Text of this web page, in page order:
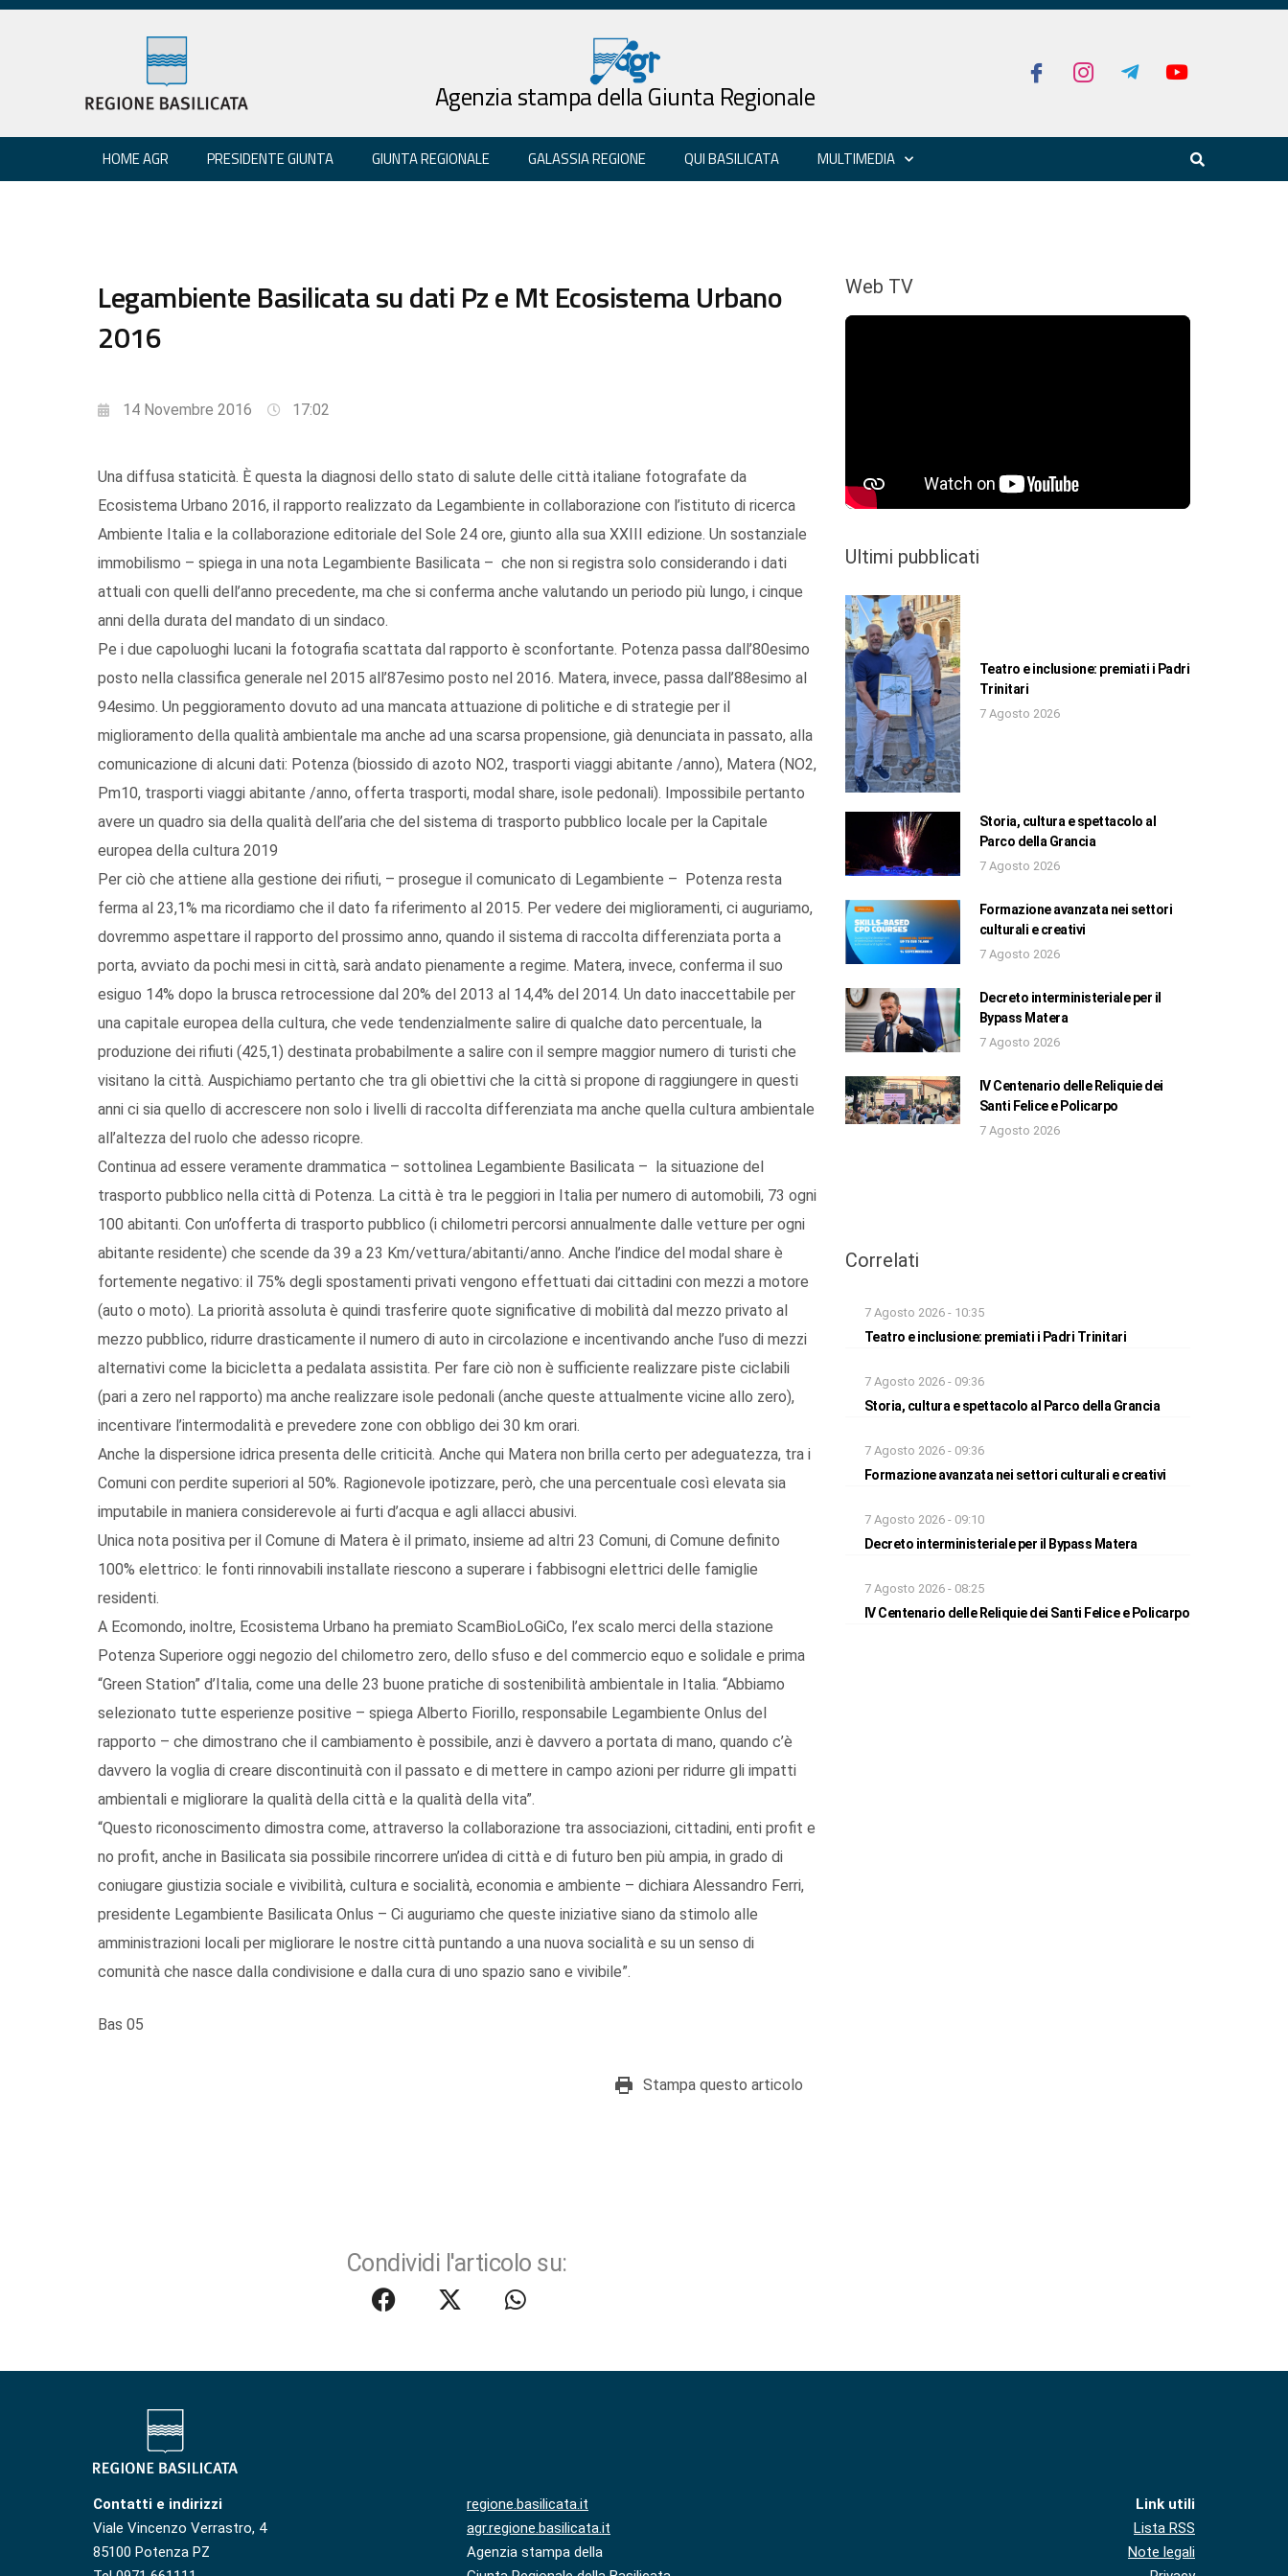
Agenzia stampa della Giunta Regionale
HOME AGR PRESIDENTE GIUNTA GIUNTA REGIONALE GALASSIA REGIONE QUI BASILICATA MULTIMEDIA
Legambiente Basilicata su dati Pz e Mt Ecosistema Urbano
2016
14 Novembre 2016 17:02
Una diffusa staticità. È questa la diagnosi dello stato di salute delle città italiane fotografate da
Ecosistema Urbano 2016, il rapporto realizzato da Legambiente in collaborazione con l’istituto di ricerca
Ambiente Italia e la collaborazione editoriale del Sole 24 ore, giunto alla sua XXIII edizione. Un sostanziale
immobilismo – spiega in una nota Legambiente Basilicata – che non si registra solo considerando i dati
attuali con quelli dell’anno precedente, ma che si conferma anche valutando un periodo più lungo, i cinque
anni della durata del mandato di un sindaco.
Pe i due capoluoghi lucani la fotografia scattata dal rapporto è sconfortante. Potenza passa dall’80esimo
posto nella classifica generale nel 2015 all’87esimo posto nel 2016. Matera, invece, passa dall’88esimo al
94esimo. Un peggioramento dovuto ad una mancata attuazione di politiche e di strategie per il
miglioramento della qualità ambientale ma anche ad una scarsa propensione, già denunciata in passato, alla
comunicazione di alcuni dati: Potenza (biossido di azoto NO2, trasporti viaggi abitante /anno), Matera (NO2,
Pm10, trasporti viaggi abitante /anno, offerta trasporti, modal share, isole pedonali). Impossibile pertanto
avere un quadro sia della qualità dell’aria che del sistema di trasporto pubblico locale per la Capitale
europea della cultura 2019
Per ciò che attiene alla gestione dei rifiuti, – prosegue il comunicato di Legambiente – Potenza resta
ferma al 23,1% ma ricordiamo che il dato fa riferimento al 2015. Per vedere dei miglioramenti, ci auguriamo,
dovremmo aspettare il rapporto del prossimo anno, quando il sistema di raccolta differenziata porta a
porta, avviato da pochi mesi in città, sarà andato pienamente a regime. Matera, invece, conferma il suo
esiguo 14% dopo la brusca retrocessione dal 20% del 2013 al 14,4% del 2014. Un dato inaccettabile per
una capitale europea della cultura, che vede tendenzialmente salire di qualche dato percentuale, la
produzione dei rifiuti (425,1) destinata probabilmente a salire con il sempre maggior numero di turisti che
visitano la città. Auspichiamo pertanto che tra gli obiettivi che la città si propone di raggiungere in questi
anni ci sia quello di accrescere non solo i livelli di raccolta differenziata ma anche quella cultura ambientale
all’altezza del ruolo che adesso ricopre.
Continua ad essere veramente drammatica – sottolinea Legambiente Basilicata – la situazione del
trasporto pubblico nella città di Potenza. La città è tra le peggiori in Italia per numero di automobili, 73 ogni
100 abitanti. Con un’offerta di trasporto pubblico (i chilometri percorsi annualmente dalle vetture per ogni
abitante residente) che scende da 39 a 23 Km/vettura/abitanti/anno. Anche l’indice del modal share è
fortemente negativo: il 75% degli spostamenti privati vengono effettuati dai cittadini con mezzi a motore
(auto o moto). La priorità assoluta è quindi trasferire quote significative di mobilità dal mezzo privato al
mezzo pubblico, ridurre drasticamente il numero di auto in circolazione e incentivando anche l’uso di mezzi
alternativi come la bicicletta a pedalata assistita. Per fare ciò non è sufficiente realizzare piste ciclabili
(pari a zero nel rapporto) ma anche realizzare isole pedonali (anche queste attualmente vicine allo zero),
incentivare l’intermodalità e prevedere zone con obbligo dei 30 km orari.
Anche la dispersione idrica presenta delle criticità. Anche qui Matera non brilla certo per adeguatezza, tra i
Comuni con perdite superiori al 50%. Ragionevole ipotizzare, però, che una percentuale così elevata sia
imputabile in maniera considerevole ai furti d’acqua e agli allacci abusivi.
Unica nota positiva per il Comune di Matera è il primato, insieme ad altri 23 Comuni, di Comune definito
100% elettrico: le fonti rinnovabili installate riescono a superare i fabbisogni elettrici delle famiglie
residenti.
A Ecomondo, inoltre, Ecosistema Urbano ha premiato ScamBioLoGiCo, l’ex scalo merci della stazione
Potenza Superiore oggi negozio del chilometro zero, dello sfuso e del commercio equo e solidale e prima
“Green Station” d’Italia, come una delle 23 buone pratiche di sostenibilità ambientale in Italia. “Abbiamo
selezionato tutte esperienze positive – spiega Alberto Fiorillo, responsabile Legambiente Onlus del
rapporto – che dimostrano che il cambiamento è possibile, anzi è davvero a portata di mano, quando c’è
davvero la voglia di creare discontinuità con il passato e di mettere in campo azioni per ridurre gli impatti
ambientali e migliorare la qualità della città e la qualità della vita”.
“Questo riconoscimento dimostra come, attraverso la collaborazione tra associazioni, cittadini, enti profit e
no profit, anche in Basilicata sia possibile rincorrere un’idea di città e di futuro ben più ampia, in grado di
coniugare giustizia sociale e vivibilità, cultura e socialità, economia e ambiente – dichiara Alessandro Ferri,
presidente Legambiente Basilicata Onlus – Ci auguriamo che queste iniziative siano da stimolo alle
amministrazioni locali per migliorare le nostre città puntando a una nuova socialità e su un senso di
comunità che nasce dalla condivisione e dalla cura di uno spazio sano e vivibile”.
Bas 05
Stampa questo articolo
Condividi l'articolo su:
Web TV
Ultimi pubblicati
Teatro e inclusione: premiati i Padri
Trinitari
7 Agosto 2026
Storia, cultura e spettacolo al
Parco della Grancia
7 Agosto 2026
Formazione avanzata nei settori
culturali e creativi
7 Agosto 2026
Decreto interministeriale per il
Bypass Matera
7 Agosto 2026
IV Centenario delle Reliquie dei
Santi Felice e Policarpo
7 Agosto 2026
Correlati
7 Agosto 2026 - 10:35
Teatro e inclusione: premiati i Padri Trinitari
7 Agosto 2026 - 09:36
Storia, cultura e spettacolo al Parco della Grancia
7 Agosto 2026 - 09:36
Formazione avanzata nei settori culturali e creativi
7 Agosto 2026 - 09:10
Decreto interministeriale per il Bypass Matera
7 Agosto 2026 - 08:25
IV Centenario delle Reliquie dei Santi Felice e Policarpo
Contatti e indirizzi
Viale Vincenzo Verrastro, 4
85100 Potenza PZ
regione.basilicata.it
agr.regione.basilicata.it
Agenzia stampa della
Link utili
Lista RSS
Note legali